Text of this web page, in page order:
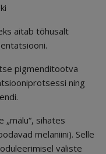
aitab tõhusalt
pigmenditootva
ning
„mälu“, sihates
melaniini). Selle
väliste